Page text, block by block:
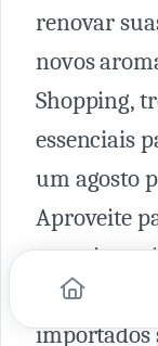
renovar
novos
Shopping,
essenciais
um agosto
Aproveite
maneira
importados